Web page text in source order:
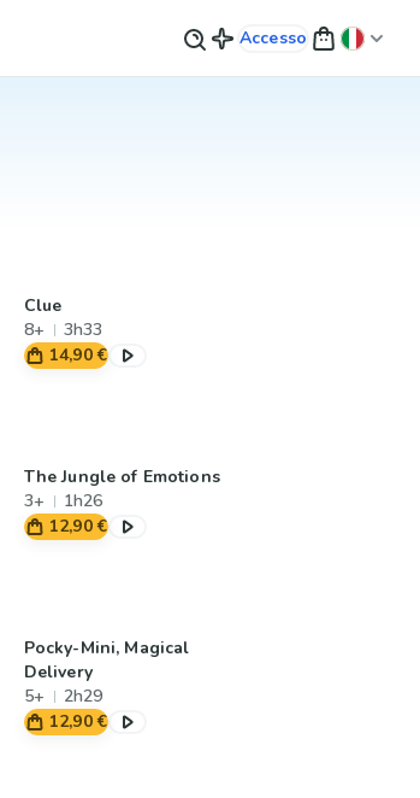
Accesso
Clue
8+
3h33
14,90 €
The Jungle of Emotions
3+
1h26
12,90 €
Pocky-Mini, Magical
Delivery
5+
2h29
12,90 €